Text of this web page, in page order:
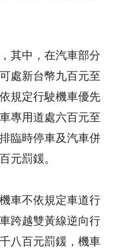
其中，在汽車部分
處新台幣九百元至
規定行駛機車優先
專用道處六百元至
臨時停車及汽車併
元罰鍰。
車不依規定車道行
跨越雙黃線逆向行
八百元罰鍰，機車